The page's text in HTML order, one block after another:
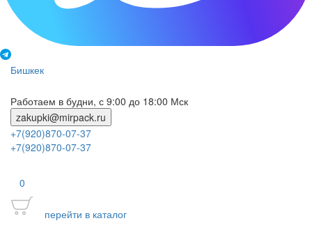
Бишкек
Работаем в будни, с 9:00 до 18:00 Мск
zakupki@mirpack.ru
+7(920)870-07-37
+7(920)870-07-37
0
перейти в каталог